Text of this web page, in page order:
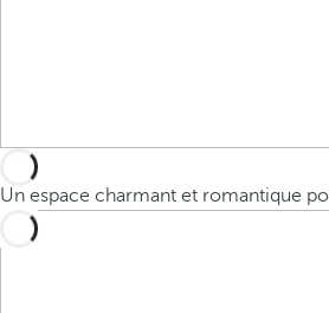
Un espace charmant et romantique